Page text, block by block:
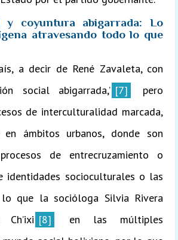
y coyuntura abigarrada: Lo
atravesando todo lo que
a decir de René Zavaleta, con
social abigarrada,’ [7]
pero
de interculturalidad marcada,
en ámbitos urbanos, donde son
de entrecruzamiento o
identidades socioculturales o las
lo que la socióloga Silvia Rivera
[8]
en las múltiples